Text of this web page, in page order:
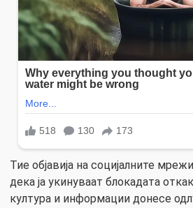
Тие објавија на социјалните
дека ја укинуваат блокадата
култура и информации донесе